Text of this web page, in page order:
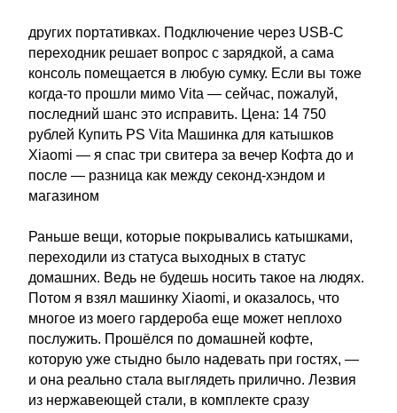
других портативках. Подключение через USB-C
переходник решает вопрос с зарядкой, а сама
консоль помещается в любую сумку. Если вы тоже
когда-то прошли мимо Vita — сейчас, пожалуй,
последний шанс это исправить. Цена: 14 750
рублей Купить PS Vita Машинка для катышков
Xiaomi — я спас три свитера за вечер Кофта до и
после — разница как между секонд-хэндом и
магазином
Раньше вещи, которые покрывались катышками,
переходили из статуса выходных в статус
домашних. Ведь не будешь носить такое на людях.
Потом я взял машинку Xiaomi, и оказалось, что
многое из моего гардероба еще может неплохо
послужить. Прошёлся по домашней кофте,
которую уже стыдно было надевать при гостях, —
и она реально стала выглядеть прилично. Лезвия
из нержавеющей стали, в комплекте сразу